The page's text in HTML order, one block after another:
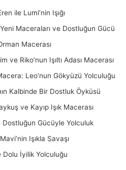
ile Lumi’nin Işığı
Yeni Maceraları ve Dostluğun Gücü
Macerası
ve Riko’nun Işıltı Adası Macerası
Leo’nun Gökyüzü Yolculuğu
Kalbinde Bir Dostluk Öyküsü
ve Kayıp Işık Macerası
Dostluğun Gücüyle Yolculuk
Işıkla Savaşı
Dolu İyilik Yolculuğu